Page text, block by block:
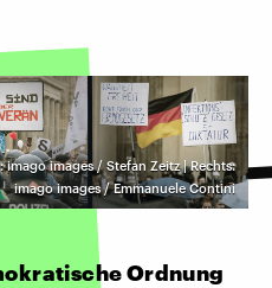
images / Stefan Zeitz | Rechts:
imago images / Emmanuele Contini
Ordnung